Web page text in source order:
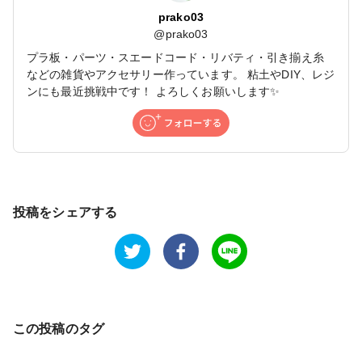
prako03
@prako03
プラ板・パーツ・スエードコード・リバティ・引き揃え糸
などの雑貨やアクセサリー作っています。 粘土やDIY、レジ
ンにも最近挑戦中です！ よろしくお願いします✨
投稿をシェアする
この投稿のタグ